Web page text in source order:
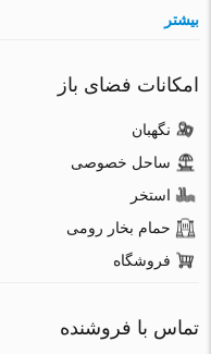
بیشتر
امکانات فضای باز
نگهبان
ساحل خصوصی
استخر
حمام بخار رومی
فروشگاه
تماس با فروشنده